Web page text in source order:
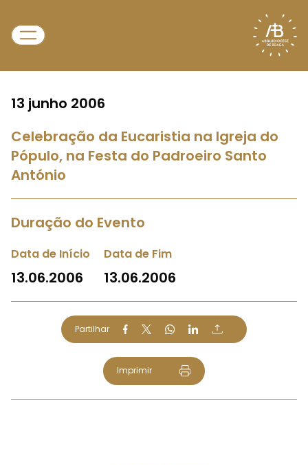
13 junho 2006
Celebração da Eucaristia na Igreja do
Pópulo, na Festa do Padroeiro Santo
António
Duração do Evento
Data de Início
13.06.2006
Data de Fim
13.06.2006
Partilhar
Imprimir